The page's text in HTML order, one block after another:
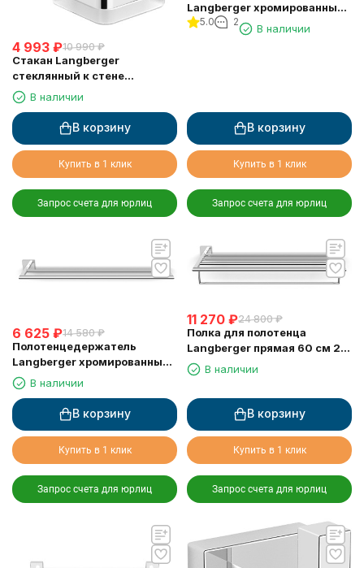
4 993 ₽10 990 ₽
Стакан Langberger
стеклянный к стене
квадратный 21811A
В наличии
В корзину
Купить в 1 клик
Запрос счета для юрлиц
Langberger хромированный
к стене "квадрат" 21838A
5.0 2
В наличии
В корзину
Купить в 1 клик
Запрос счета для юрлиц
6 625 ₽14 580 ₽
Полотенцедержатель
Langberger хромированный
к стене двойной 60 см
11802A
В наличии
В корзину
Купить в 1 клик
Запрос счета для юрлиц
11 270 ₽24 800 ₽
Полка для полотенца
Langberger прямая 60 см 2-х
этажная 11803B
В наличии
В корзину
Купить в 1 клик
Запрос счета для юрлиц